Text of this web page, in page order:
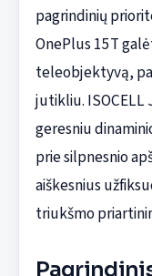
pagrindinių
OnePlus 15T
teleobjektyvą,
jutikliu. ISOCELL
geresniu
prie silpnesnio
aiškesnius
triukšmo